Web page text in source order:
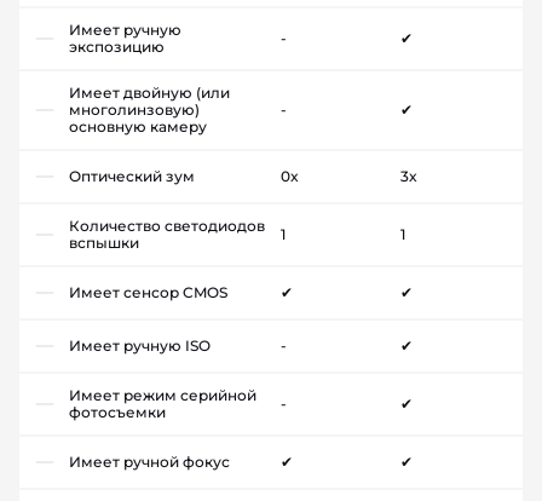
Имеет ручную
экспозицию
- ✔
Имеет двойную (или
многолинзовую)
основную камеру
- ✔
Оптический зум 0x 3x
Количество светодиодов
вспышки
1 1
Имеет сенсор CMOS ✔ ✔
Имеет ручную ISO - ✔
Имеет режим серийной
фотосъемки
- ✔
Имеет ручной фокус ✔ ✔